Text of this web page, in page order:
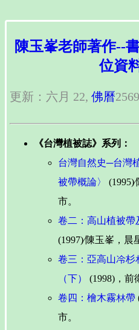
陳玉峯老師著作--
位資
更新：六月 22, 佛曆
《台灣植被誌》系列：
台灣自然史─台灣
被帶概論〉
市。
卷二：高山植被帶
(1997)∕陳玉峯，晨
卷三：亞高山冷杉
（下）
(1998)，前
卷四：檜木霧林帶
市。